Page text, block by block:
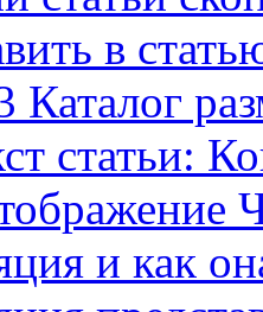
в
Каталог
статьи:
и как